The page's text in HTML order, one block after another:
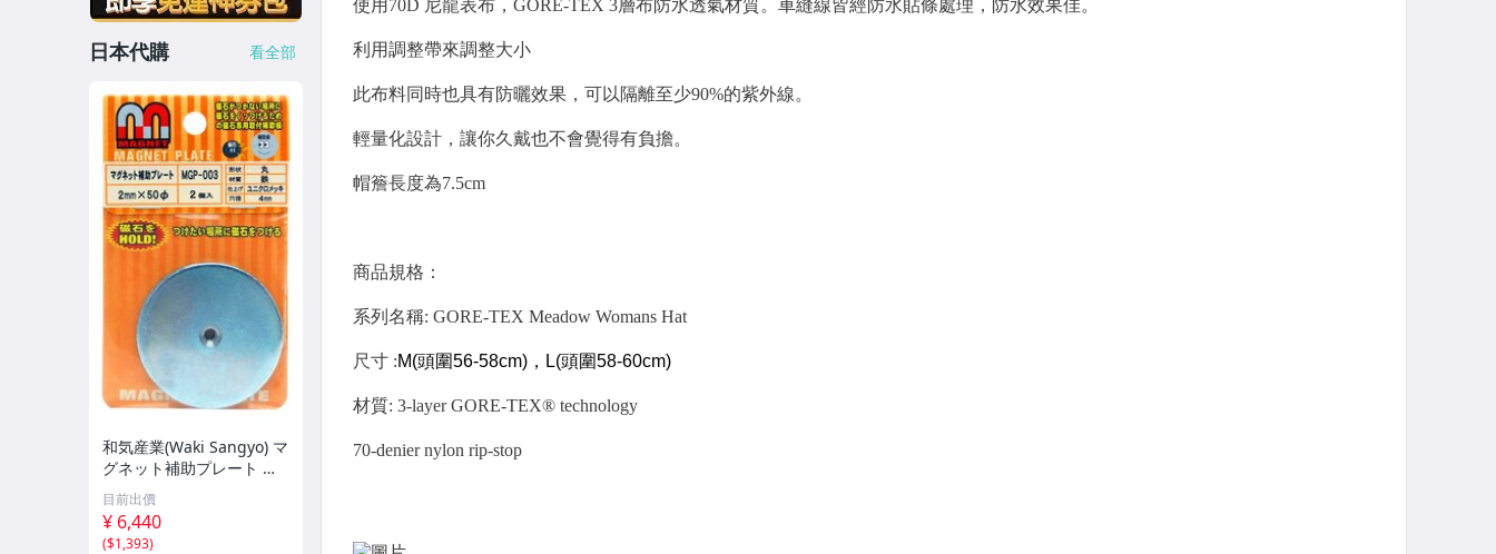
├ Camelbak 水壺．水 袋
├ Hydro Flask 保 溫 瓶
├ Klean Kanteen 水 壺
└ Nalgene 水 壺．水 袋
┌ 慢 跑 配 件
├ 快 乾 毛 巾
└ 旅 行 用 品
┌ 頭 燈．手 電 筒
├ BD 頭 燈．營燈
└ Petzl 頭 燈
┌ Gun Top Grade 工具袋
日本代購 看全部
和気産業(Waki Sangyo) マ
グネット補助プレート 補
強 取付 固定 2個入 (× 10)
50Φ×2mm MG モノコレ
目前出價
¥ 6,440
($1,393)